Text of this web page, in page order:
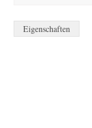
Eigenschaften